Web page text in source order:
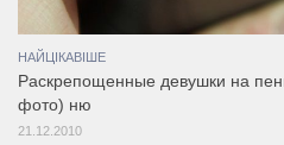
НАЙЦІКАВІШЕ
Раскрепощенные девушки на
фото) ню
21.12.2010